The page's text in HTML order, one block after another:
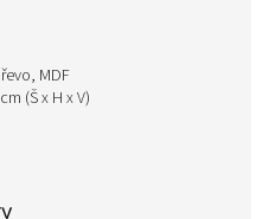
MDF
(Š x H x V)